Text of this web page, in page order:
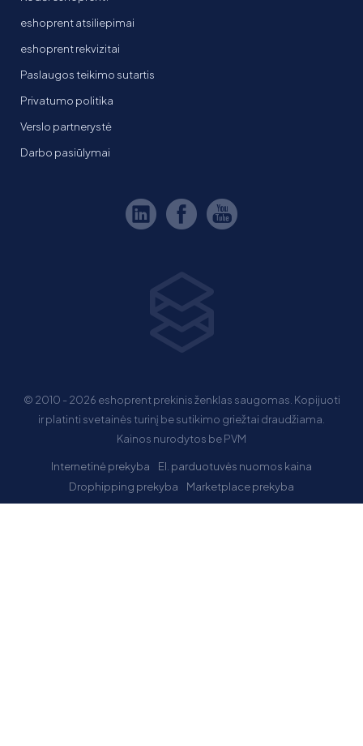
eshoprent atsiliepimai
eshoprent rekvizitai
Paslaugos teikimo sutartis
Privatumo politika
Verslo partnerystė
Darbo pasiūlymai
© 2010 - 2026 eshoprent prekinis ženklas saugomas. Kopijuoti
ir platinti svetainės turinį be sutikimo griežtai draudžiama.
Kainos nurodytos be PVM
Internetinė prekyba
El. parduotuvės nuomos kaina
Drophipping prekyba
Marketplace prekyba